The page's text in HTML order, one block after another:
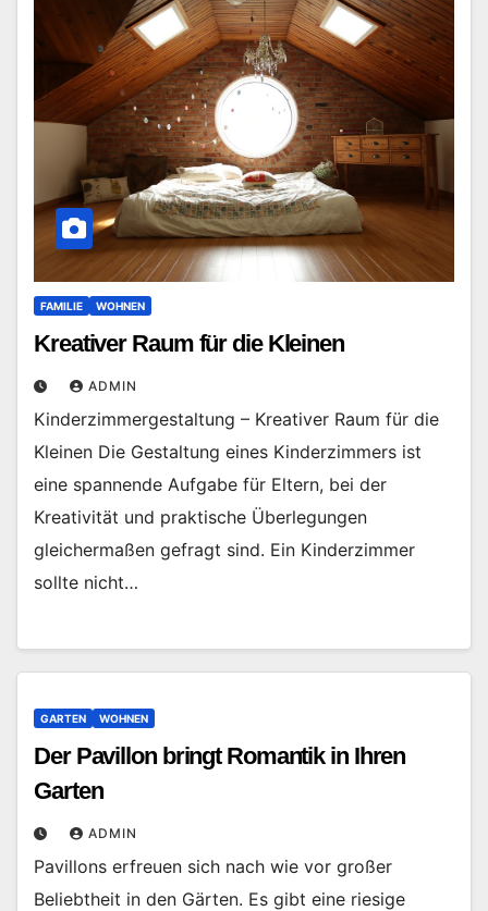
FAMILIE WOHNEN
Kreativer Raum für die Kleinen
ADMIN
Kinderzimmergestaltung – Kreativer Raum für die
Kleinen Die Gestaltung eines Kinderzimmers ist
eine spannende Aufgabe für Eltern, bei der
Kreativität und praktische Überlegungen
gleichermaßen gefragt sind. Ein Kinderzimmer
sollte nicht…
GARTEN WOHNEN
Der Pavillon bringt Romantik in Ihren
Garten
ADMIN
Pavillons erfreuen sich nach wie vor großer
Beliebtheit in den Gärten. Es gibt eine riesige